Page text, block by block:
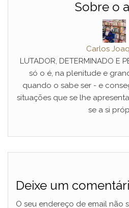
Sobre o
Carlos
LUTADOR, DETERMINADO E
só o é, na plenitude e
quando o sabe ser - e
situações que se lhe
se a si
Deixe um
O seu endereço de email não